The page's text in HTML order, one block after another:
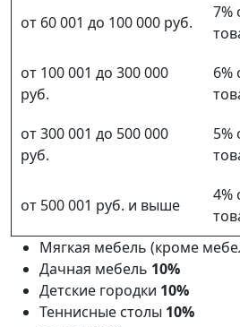
от 60 001 до 100 000 руб.
7%
от 100 001 до 300 000
руб.
6%
от 300 001 до 500 000
руб.
5%
от 500 001 руб. и выше
4%
Мягкая мебель (кроме
Дачная мебель 10%
Детские городки 10%
Теннисные столы 10%